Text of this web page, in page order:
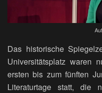
Das historische
Universitätsplatz waren
ersten bis zum fünften
Literaturtage statt, die